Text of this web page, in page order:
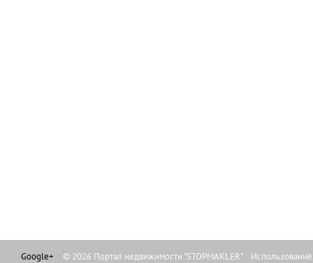
Google+ © 2026 Портал недвижимости "STOPMAKLER"